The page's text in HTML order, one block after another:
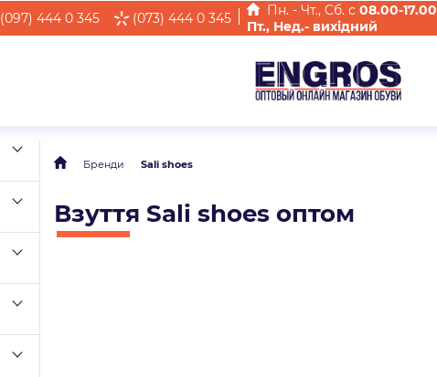
(097) 444 0 345 (073) 444 0 345 Пн. - Чт., Cб. с 08.00-17.00
Пт., Нед.- вихідний
Бренди Sali shoes
Взуття Sali shoes оптом